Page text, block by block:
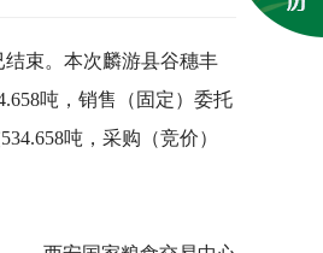
结束。本次麟游县谷穗丰
吨，销售（固定）委托
吨，采购（竞价）